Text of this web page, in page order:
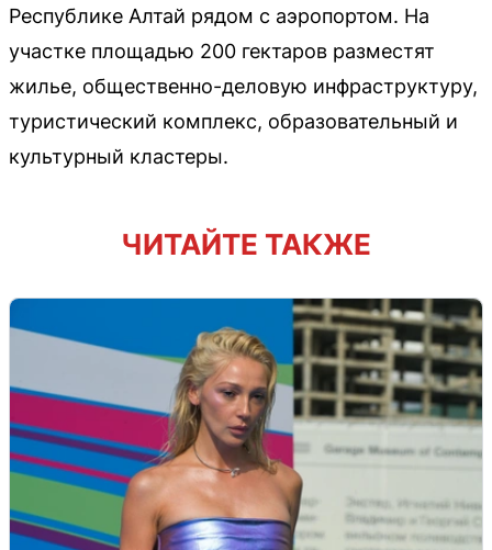
Республике Алтай рядом с аэропортом. На
участке площадью 200 гектаров разместят
жилье, общественно-деловую инфраструктуру,
туристический комплекс, образовательный и
культурный кластеры.
ЧИТАЙТЕ ТАКЖЕ